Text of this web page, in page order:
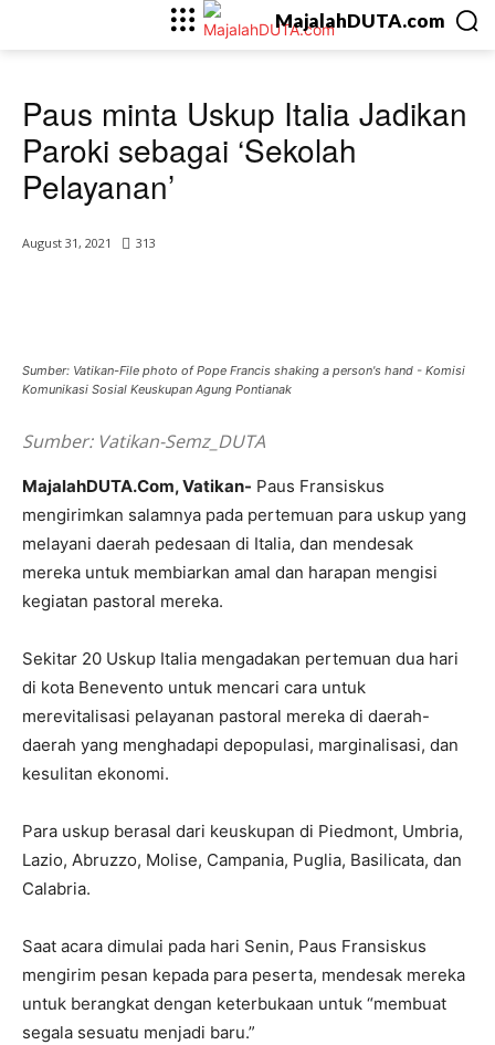
MajalahDUTA.com
Paus minta Uskup Italia Jadikan
Paroki sebagai ‘Sekolah
Pelayanan’
August 31, 2021 313
Sumber: Vatikan-File photo of Pope Francis shaking a person's hand - Komisi
Komunikasi Sosial Keuskupan Agung Pontianak
Sumber: Vatikan-Semz_DUTA
MajalahDUTA.Com, Vatikan- Paus Fransiskus
mengirimkan salamnya pada pertemuan para uskup yang
melayani daerah pedesaan di Italia, dan mendesak
mereka untuk membiarkan amal dan harapan mengisi
kegiatan pastoral mereka.
Sekitar 20 Uskup Italia mengadakan pertemuan dua hari
di kota Benevento untuk mencari cara untuk
merevitalisasi pelayanan pastoral mereka di daerah-
daerah yang menghadapi depopulasi, marginalisasi, dan
kesulitan ekonomi.
Para uskup berasal dari keuskupan di Piedmont, Umbria,
Lazio, Abruzzo, Molise, Campania, Puglia, Basilicata, dan
Calabria.
Saat acara dimulai pada hari Senin, Paus Fransiskus
mengirim pesan kepada para peserta, mendesak mereka
untuk berangkat dengan keterbukaan untuk “membuat
segala sesuatu menjadi baru.”